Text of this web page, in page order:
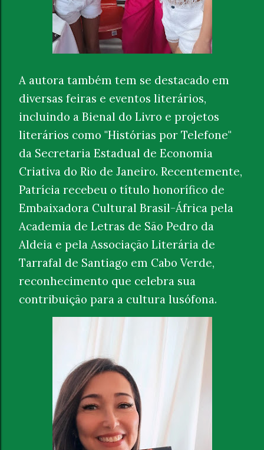
A autora também tem se destacado em
diversas feiras e eventos literários,
incluindo a Bienal do Livro e projetos
literários como "Histórias por Telefone"
da Secretaria Estadual de Economia
Criativa do Rio de Janeiro. Recentemente,
Patrícia recebeu o título honorífico de
Embaixadora Cultural Brasil-África pela
Academia de Letras de São Pedro da
Aldeia e pela Associação Literária de
Tarrafal de Santiago em Cabo Verde,
reconhecimento que celebra sua
contribuição para a cultura lusófona.